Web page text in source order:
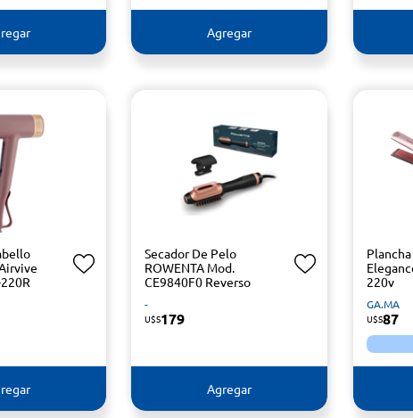
Agregar
Secador De Pelo
ROWENTA Mod.
CE9840F0 Reverso
-
U$S179
Agregar
220v
GA.MA
U$S87